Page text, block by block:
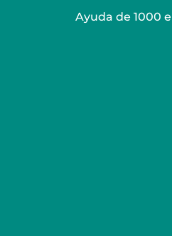
Ayuda de 1000